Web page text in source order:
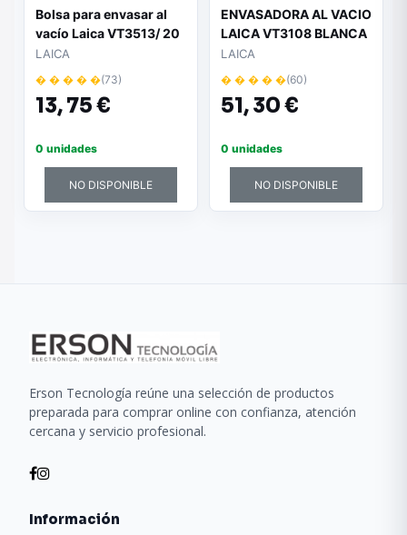
Bolsa para envasar al
vacío Laica VT3513/ 20
x 600cm/ 4 Rollos
LAICA
� � � � �(73)
13,75 €
0 unidades
NO DISPONIBLE
ENVASADORA AL VACIO
LAICA VT3108 BLANCA
- 0.75BAR - ANCHO
MÁXIMO DE LA BOLSA
25CM - AUTOMATICA -
CONTENEDOR
LÍQUIDOS
LAICA
� � � � �(60)
51,30 €
0 unidades
NO DISPONIBLE
Erson Tecnología reúne una selección de productos
preparada para comprar online con confianza, atención
cercana y servicio profesional.
Información